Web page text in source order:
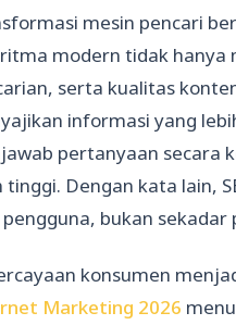
mesin pencari
modern tidak hanya
serta kualitas
informasi yang
pertanyaan secara
tinggi. Dengan kata lain,
bukan
konsumen
Marketing 2026